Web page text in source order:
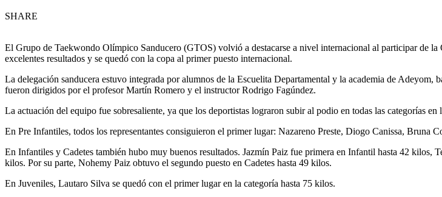
SHARE
El Grupo de Taekwondo Olímpico Sanducero (GTOS) volvió a destacarse a nivel internacional al participar de
excelentes resultados y se quedó con la copa al primer puesto internacional.
La delegación sanducera estuvo integrada por alumnos de la Escuelita Departamental y la academia de
fueron dirigidos por el profesor Martín Romero y el instructor Rodrigo Fagúndez.
La actuación del equipo fue sobresaliente, ya que los deportistas lograron subir al podio en todas las categorías en
En Pre Infantiles, todos los representantes consiguieron el primer lugar: Nazareno Preste, Diogo Canissa,
En Infantiles y Cadetes también hubo muy buenos resultados. Jazmín Paiz fue primera en Infantil hasta 42
kilos. Por su parte, Nohemy Paiz obtuvo el segundo puesto en Cadetes hasta 49 kilos.
En Juveniles, Lautaro Silva se quedó con el primer lugar en la categoría hasta 75 kilos.